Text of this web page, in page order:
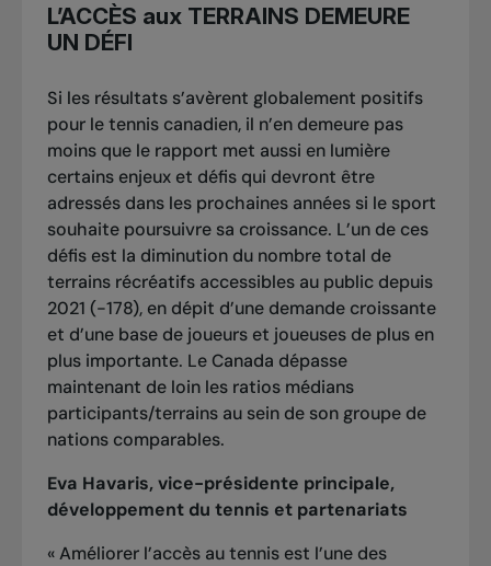
L’ACCÈS aux TERRAINS DEMEURE
UN DÉFI
Si les résultats s’avèrent globalement positifs
pour le tennis canadien, il n’en demeure pas
moins que le rapport met aussi en lumière
certains enjeux et défis qui devront être
adressés dans les prochaines années si le sport
souhaite poursuivre sa croissance. L’un de ces
défis est la diminution du nombre total de
terrains récréatifs accessibles au public depuis
2021 (-178), en dépit d’une demande croissante
et d’une base de joueurs et joueuses de plus en
plus importante. Le Canada dépasse
maintenant de loin les ratios médians
participants/terrains au sein de son groupe de
nations comparables.
Eva Havaris, vice-présidente principale,
développement du tennis et partenariats
« Améliorer l’accès au tennis est l’une des